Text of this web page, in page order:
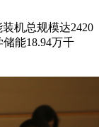
机总规模达2420
能18.94万千